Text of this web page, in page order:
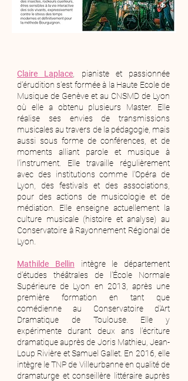
Claire Laplace , pianiste et passionnée
d'érudition s'est formée à la Haute Ecole de
Musique de Genève et au CNSMD de Lyon
où elle a obtenu plusieurs Master. Elle
réalise ses envies de transmissions
musicales au travers de la pédagogie, mais
aussi sous forme de conférences, et de
moments alliant parole et musique à
l'instrument. Elle travaille régulièrement
avec des institutions comme l'Opéra de
Lyon, des festivals et des associations,
pour des actions de musicologie et de
médiation. Elle enseigne actuellement la
culture musicale (histoire et analyse) au
Conservatoire à Rayonnement Régional de
Lyon.
Mathilde Bellin
intègre le département
d'études théâtrales de l'École Normale
Supérieure de Lyon en 2013, après une
première formation en tant que
comédienne au Conservatoire d'Art
Dramatique de Toulouse. Elle y
expérimente durant deux ans l'écriture
dramatique auprès de Joris Mathieu, Jean-
Loup Rivière et Samuel Gallet. En 2016, elle
intègre le TNP de Villeurbanne en qualité de
dramaturge et conseillère littéraire auprès